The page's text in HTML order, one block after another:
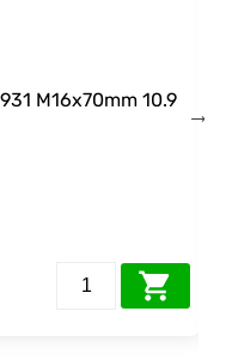
M16x70mm 10.9